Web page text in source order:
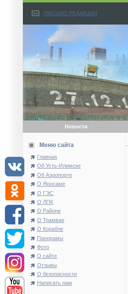
ПИСЬМО РЕДАКЦИИ
Новости
Меню сайта
Главная
Об Усть-Илимске
Об Аэропорте
О Яросаме
О ГЭС
О ЛПК
О Районе
О Трамвае
О Корабле
Панорамы
Фото
О сайте
Отзывы
О безопасности
Написать нам